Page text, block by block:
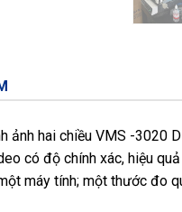
ảnh hai chiều VMS -3020
có độ chính xác, hiệu
máy tính; một thước đo